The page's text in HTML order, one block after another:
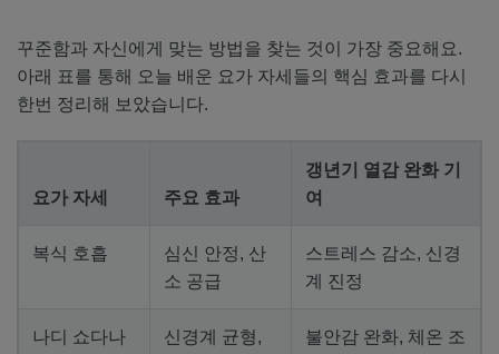
꾸준함과 자신에게 맞는 방법을 찾는 것이 가장 중요해요.
아래 표를 통해 오늘 배운 요가 자세들의 핵심 효과를 다시
한번 정리해 보았습니다.
요가 자세 주요 효과
갱년기 열감 완화 기
여
복식 호흡
심신 안정, 산
소 공급
스트레스 감소, 신경
계 진정
나디 쇼다나
신경계 균형,
불안감 완화, 체온 조